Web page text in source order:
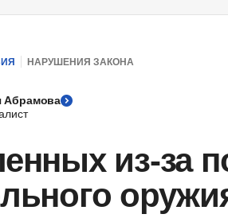
НАРУШЕНИЯ ЗАКОНА
Абрамова
из-за